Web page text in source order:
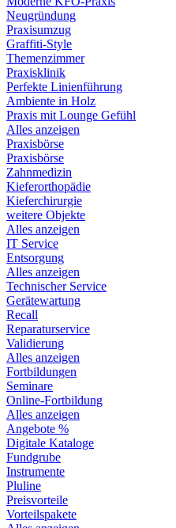
Neugründung
Praxisumzug
Graffiti-Style
Themenzimmer
Praxisklinik
Perfekte Linienführung
Ambiente in Holz
Praxis mit Lounge Gefühl
Alles anzeigen
Praxisbörse
Praxisbörse
Zahnmedizin
Kieferorthopädie
Kieferchirurgie
weitere Objekte
Alles anzeigen
IT Service
Entsorgung
Alles anzeigen
Technischer Service
Gerätewartung
Recall
Reparaturservice
Validierung
Alles anzeigen
Fortbildungen
Seminare
Online-Fortbildung
Alles anzeigen
Angebote %
Digitale Kataloge
Fundgrube
Instrumente
Pluline
Preisvorteile
Vorteilspakete